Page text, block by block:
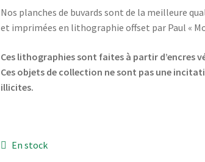
Nos planches de buvards sont de la meilleure
et imprimées en lithographie offset par Paul «
Ces lithographies sont faites à partir d’encres
Ces objets de collection ne sont pas une
illicites.
En stock